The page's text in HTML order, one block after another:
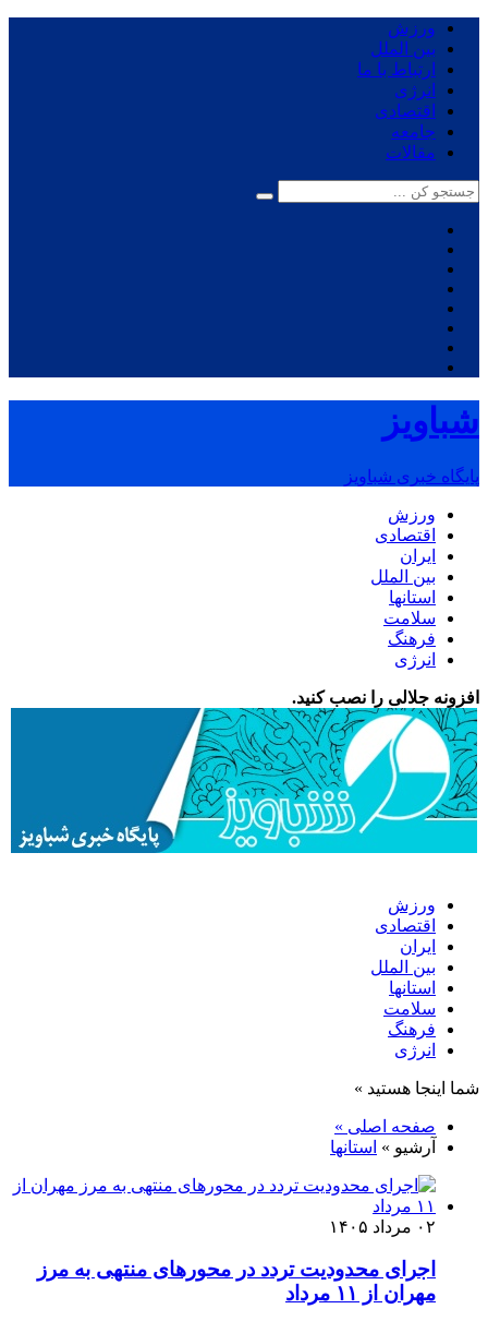
ورزش
بین الملل
ارتباط با ما
انرژی
اقتصادی
جامعه
مقالات
شباویز
پایگاه خبری شباویز
ورزش
اقتصادی
ایران
بین الملل
استانها
سلامت
فرهنگ
انرژی
افزونه جلالی را نصب کنید.
ورزش
اقتصادی
ایران
بین الملل
استانها
سلامت
فرهنگ
انرژی
شما اینجا هستید »
صفحه اصلی »
آرشیو » استانها
۰۲ مرداد ۱۴۰۵
اجرای محدودیت تردد در محورهای منتهی به مرز
مهران از ۱۱ مرداد